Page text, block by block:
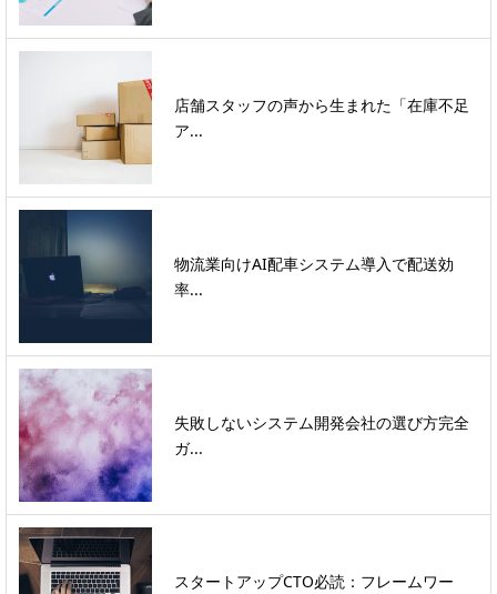
店舗スタッフの声から生まれた「在庫不足
ア...
物流業向けAI配車システム導入で配送効
率...
失敗しないシステム開発会社の選び方完全
ガ...
スタートアップCTO必読：フレームワー